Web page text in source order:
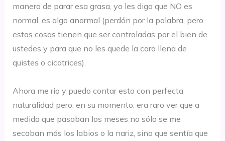
manera de parar esa grasa, yo les digo que NO es
normal, es algo anormal (perdón por la palabra, pero
estas cosas tienen que ser controladas por el bien de
ustedes y para que no les quede la cara llena de
quistes o cicatrices).
Ahora me rio y puedo contar esto con perfecta
naturalidad pero, en su momento, era raro ver que a
medida que pasaban los meses no sólo se me
secaban más los labios o la nariz, sino que sentía que